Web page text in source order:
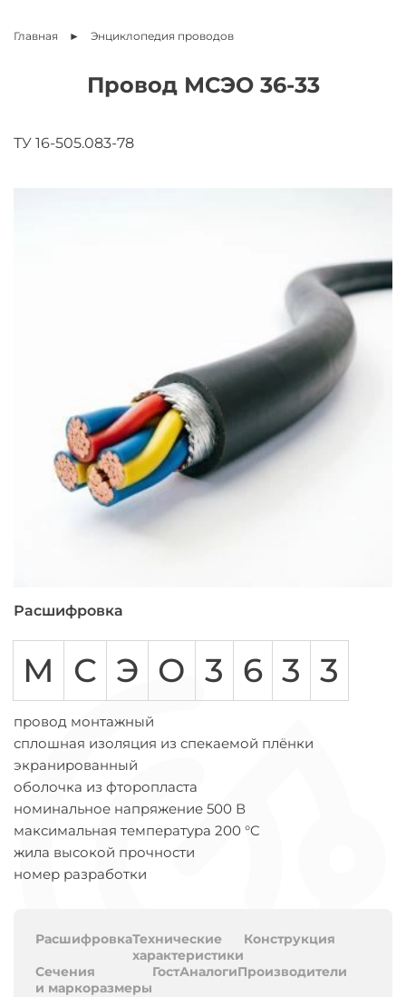
Главная Энциклопедия проводов
Провод МСЭО 36-33
ТУ 16-505.083-78
Расшифровка
М С Э О 3 6 3 3
провод монтажный
сплошная изоляция из спекаемой плёнки
экранированный
оболочка из фторопласта
номинальное напряжение 500 В
максимальная температура 200 °C
жила высокой прочности
номер разработки
РасшифровкаТехнические
характеристики
Конструкция
Сечения
и маркоразмеры
ГостАналогиПроизводители